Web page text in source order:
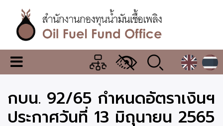
content
สำนักงาน
กองทุน
น้ำมัน
เชื้อ
เมนู
เปลี่ยน
แสดง
ผล
กบน. 92/65 กำหนดอัตราเงินฯ
ประกาศวันที่ 13 มิถุนายน 2565